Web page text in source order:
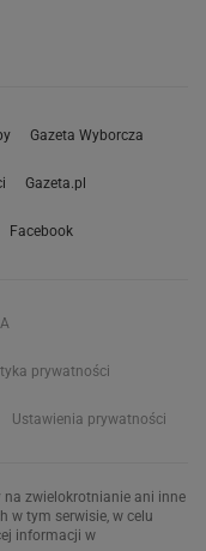
Gazeta Wyborcza
Gazeta.pl
Facebook
prywatności
Ustawienia prywatności
na zwielokrotnianie ani inne
w tym serwisie, w celu
informacji w